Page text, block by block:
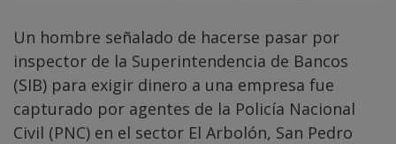
Un hombre señalado de hacerse pasar por
inspector de la Superintendencia de Bancos
(SIB) para exigir dinero a una empresa fue
capturado por agentes de la Policía Nacional
Civil (PNC) en el sector El Arbolón, San Pedro